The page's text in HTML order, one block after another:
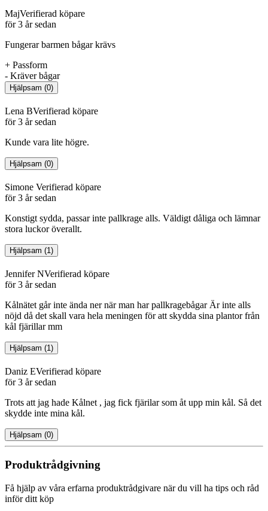
MajVerifierad köpare
för 3 år sedan
Fungerar barmen bågar krävs
+ Passform
- Kräver bågar
Hjälpsam (0)
Lena BVerifierad köpare
för 3 år sedan
Kunde vara lite högre.
Hjälpsam (0)
Simone Verifierad köpare
för 3 år sedan
Konstigt sydda, passar inte pallkrage alls. Väldigt dåliga och lämnar
stora luckor överallt.
Hjälpsam (1)
Jennifer NVerifierad köpare
för 3 år sedan
Kålnätet går inte ända ner när man har pallkragebågar Är inte alls
nöjd då det skall vara hela meningen för att skydda sina plantor från
kål fjärillar mm
Hjälpsam (1)
Daniz EVerifierad köpare
för 3 år sedan
Trots att jag hade Kålnet , jag fick fjärilar som åt upp min kål. Så det
skydde inte mina kål.
Hjälpsam (0)
Produktrådgivning
Få hjälp av våra erfarna produktrådgivare när du vill ha tips och råd
inför ditt köp